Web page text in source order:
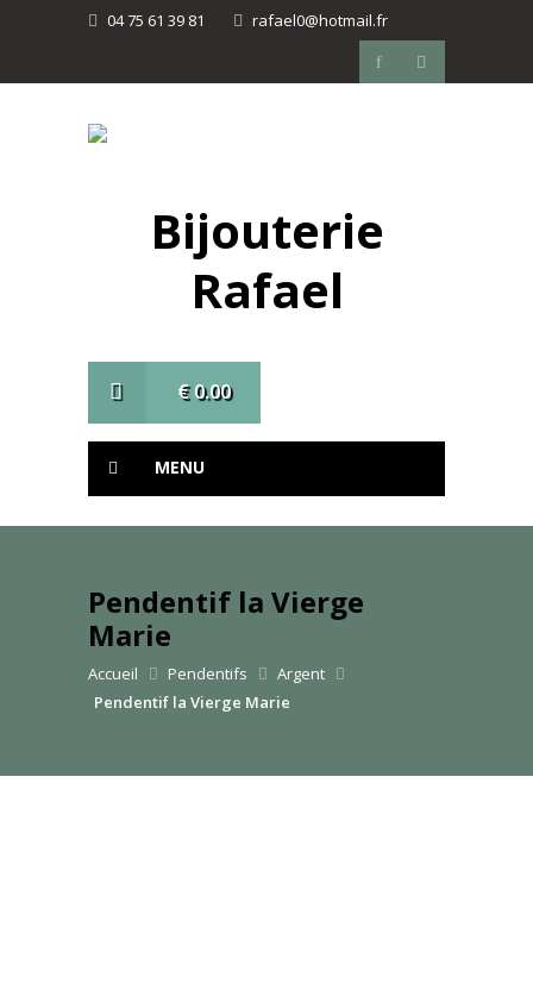
04 75 61 39 81 rafael0@hotmail.fr
Bijouterie
Rafael
€0.00
MENU
Pendentif la Vierge
Marie
Accueil Pendentifs
Argent
Pendentif la Vierge Marie